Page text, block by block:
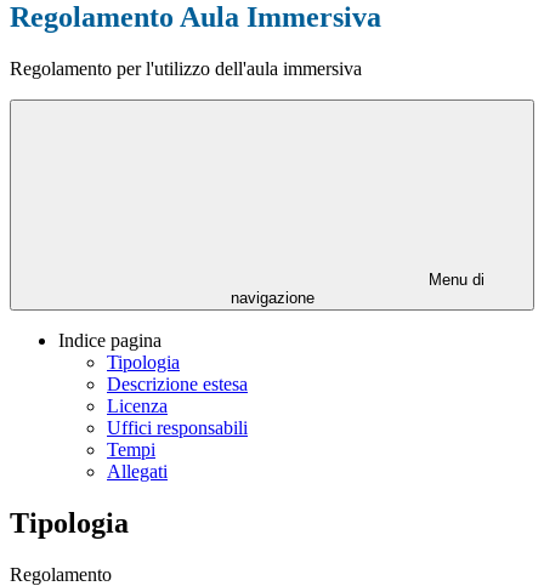
Regolamento Aula Immersiva
Regolamento per l'utilizzo dell'aula immersiva
Menu di
navigazione
Indice pagina
Tipologia
Descrizione estesa
Licenza
Uffici responsabili
Tempi
Allegati
Tipologia
Regolamento